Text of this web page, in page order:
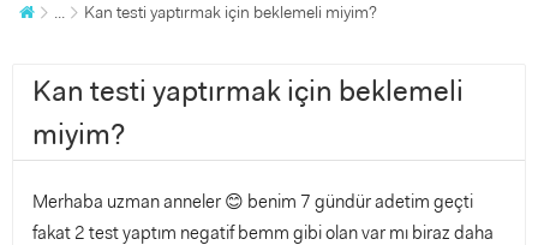
... Kan testi yaptırmak için beklemeli miyim?
Kan testi yaptırmak için beklemeli
miyim?
Merhaba uzman anneler 😊 benim 7 gündür adetim geçti
fakat 2 test yaptım negatif bemm gibi olan var mı biraz daha